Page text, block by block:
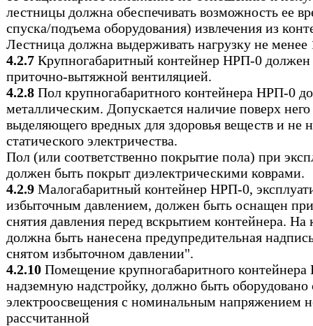
лестницы должна обеспечивать возможность ее
спуска/подъема оборудования) извлечения из
Лестница должна выдерживать нагрузку не менее
4.2.7 Крупногабаритный контейнер НРП-0 должен
приточно-вытяжной вентиляцией.
4.2.8 Пол крупногабаритного контейнера НРП-0
металлическим. Допускается наличие поверх
выделяющего вредных для здоровья веществ и не
статического электричества.
Пол (или соответственно покрытие пола) при
должен быть покрыт диэлектрическими коврами.
4.2.9 Малогабаритный контейнер НРП-0,
избыточным давлением, должен быть оснащен
снятия давления перед вскрытием контейнера.
должна быть нанесена предупредительная
снятом избыточном давлении".
4.2.10 Помещение крупногабаритного
надземную надстройку, должно быть оборудовано
электроосвещения с номинальным напряжением
рассчитанной